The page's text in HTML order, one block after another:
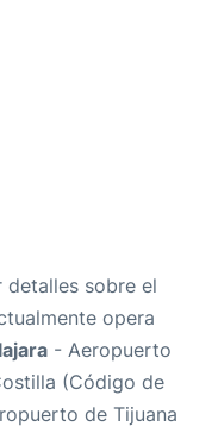
detalles sobre el
opera
- Aeropuerto
(Código de
de Tijuana